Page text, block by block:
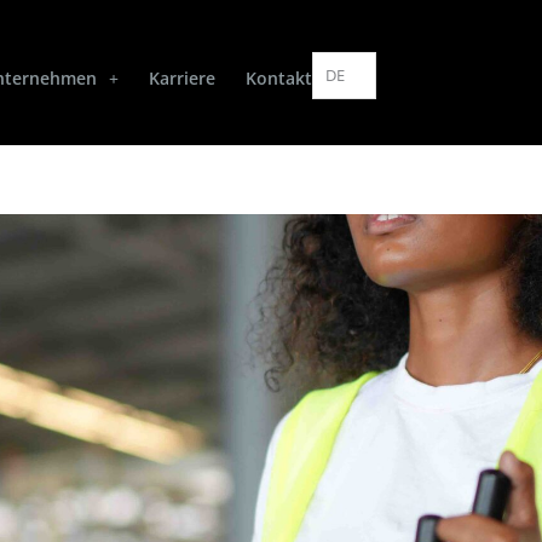
Karriere Kontakt DE